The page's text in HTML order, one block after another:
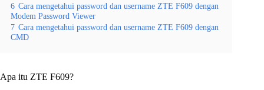
6 Cara mengetahui password dan username ZTE F609 dengan
Modem Password Viewer
7 Cara mengetahui password dan username ZTE F609 dengan
CMD
Apa itu ZTE F609?